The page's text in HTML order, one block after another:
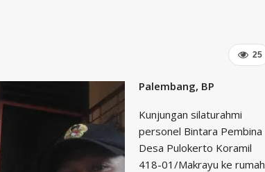
25
Palembang, BP
Kunjungan silaturahmi
personel Bintara Pembina
Desa Pulokerto Koramil
418-01/Makrayu ke rumah